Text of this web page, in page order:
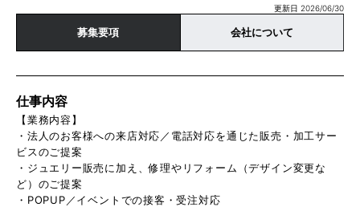
更新日 2026/06/30
募集要項 会社について
仕事内容
【業務内容】
・法人のお客様への来店対応／電話対応を通じた販売・加工サー
ビスのご提案
・ジュエリー販売に加え、修理やリフォーム（デザイン変更な
ど）のご提案
・POPUP／イベントでの接客・受注対応